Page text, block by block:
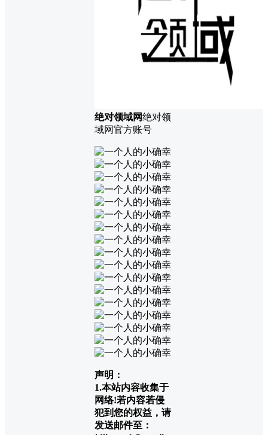
绝对领域网绝对领
域网官方账号
声明：
1.本站内容收集于
网络!若内容若侵
犯到您的权益，请
发送邮件至：